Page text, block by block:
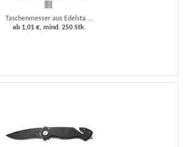
Taschenmesser aus Edelsta ...
ab 1,01 €, mind. 250 Stk.